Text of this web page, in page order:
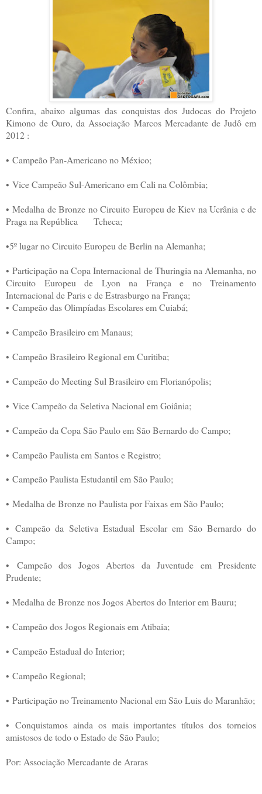
Confira, abaixo algumas das conquistas dos Judocas do Projeto
Kimono de Ouro, da Associação Marcos Mercadante de Judô em
2012 :
• Campeão Pan-Americano no México;
• Vice Campeão Sul-Americano em Cali na Colômbia;
• Medalha de Bronze no Circuito Europeu de Kiev na Ucrânia e de
Praga na República Tcheca;
•5º lugar no Circuito Europeu de Berlin na Alemanha;
• Participação na Copa Internacional de Thuringia na Alemanha, no
Circuito Europeu de Lyon na França e no Treinamento
Internacional de Paris e de Estrasburgo na França;
• Campeão das Olimpíadas Escolares em Cuiabá;
• Campeão Brasileiro em Manaus;
• Campeão Brasileiro Regional em Curitiba;
• Campeão do Meeting Sul Brasileiro em Florianópolis;
• Vice Campeão da Seletiva Nacional em Goiânia;
• Campeão da Copa São Paulo em São Bernardo do Campo;
• Campeão Paulista em Santos e Registro;
• Campeão Paulista Estudantil em São Paulo;
• Medalha de Bronze no Paulista por Faixas em São Paulo;
• Campeão da Seletiva Estadual Escolar em São Bernardo do
Campo;
• Campeão dos Jogos Abertos da Juventude em Presidente
Prudente;
• Medalha de Bronze nos Jogos Abertos do Interior em Bauru;
• Campeão dos Jogos Regionais em Atibaia;
• Campeão Estadual do Interior;
• Campeão Regional;
• Participação no Treinamento Nacional em São Luis do Maranhão;
• Conquistamos ainda os mais importantes títulos dos torneios
amistosos de todo o Estado de São Paulo;
Por: Associação Mercadante de Araras